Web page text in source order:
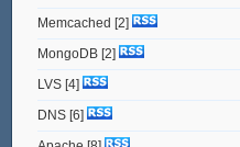
Memcached [2]
MongoDB[2]
LVS[4]
DNS[6]